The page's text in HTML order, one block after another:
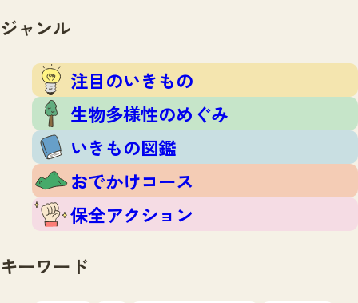
注目のいきもの
いきもの図鑑
おでかけコース
保全アクション
調査レポート
調査レポートTOP
調査結果
ふくおかいきものマップ
マッチング
マッチングTOP
掲載申し込みフォーム
お問合せ
ジャンル
注目のいきもの
生物多様性のめぐみ
いきもの図鑑
おでかけコース
保全アクション
キーワード